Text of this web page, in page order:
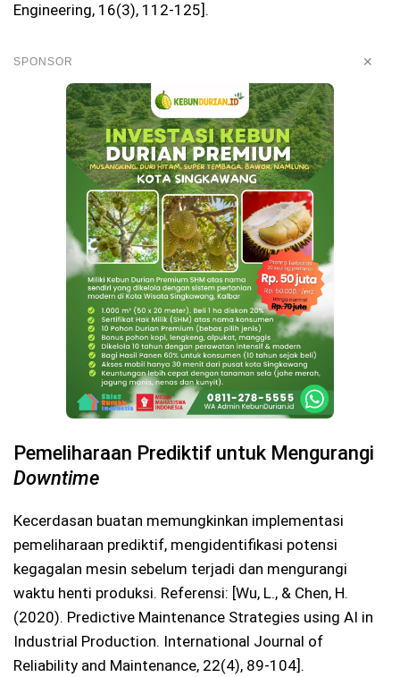
Engineering, 16(3), 112-125].
SPONSOR ✕
Pemeliharaan Prediktif untuk Mengurangi
Downtime
Kecerdasan buatan memungkinkan implementasi
pemeliharaan prediktif, mengidentifikasi potensi
kegagalan mesin sebelum terjadi dan mengurangi
waktu henti produksi. Referensi: [Wu, L., & Chen, H.
(2020). Predictive Maintenance Strategies using AI in
Industrial Production. International Journal of
Reliability and Maintenance, 22(4), 89-104].